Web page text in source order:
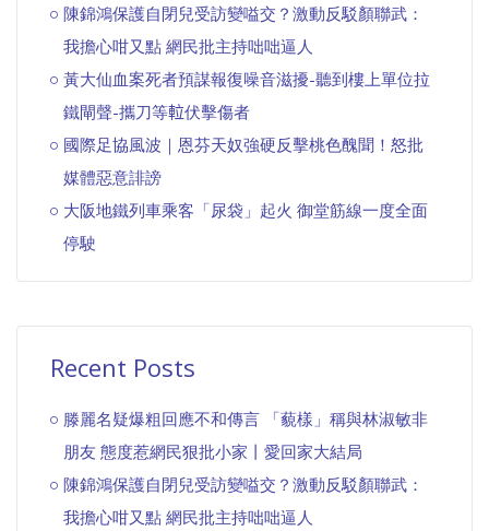
陳錦鴻保護自閉兒受訪變嗌交？激動反駁顏聯武：
我擔心咁又點 網民批主持咄咄逼人
黃大仙血案死者預謀報復噪音滋擾-聽到樓上單位拉
鐵閘聲-攜刀等𨋢伏擊傷者
國際足協風波｜恩芬天奴強硬反擊桃色醜聞！怒批
媒體惡意誹謗
大阪地鐵列車乘客「尿袋」起火 御堂筋線一度全面
停駛
Recent Posts
滕麗名疑爆粗回應不和傳言 「藐樣」稱與林淑敏非
朋友 態度惹網民狠批小家丨愛回家大結局
陳錦鴻保護自閉兒受訪變嗌交？激動反駁顏聯武：
我擔心咁又點 網民批主持咄咄逼人